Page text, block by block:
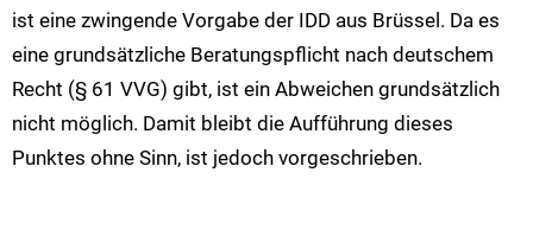
ist eine zwingende Vorgabe der IDD aus Brüssel. Da es
eine grundsätzliche Beratungspflicht nach deutschem
Recht (§ 61 VVG) gibt, ist ein Abweichen grundsätzlich
nicht möglich. Damit bleibt die Aufführung dieses
Punktes ohne Sinn, ist jedoch vorgeschrieben.